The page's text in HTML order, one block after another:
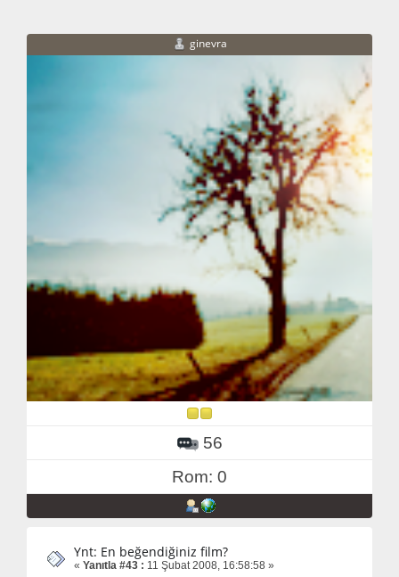
ginevra
56
Rom: 0
Ynt: En beğendiğiniz film?
« Yanıtla #43 : 11 Şubat 2008, 16:58:58 »